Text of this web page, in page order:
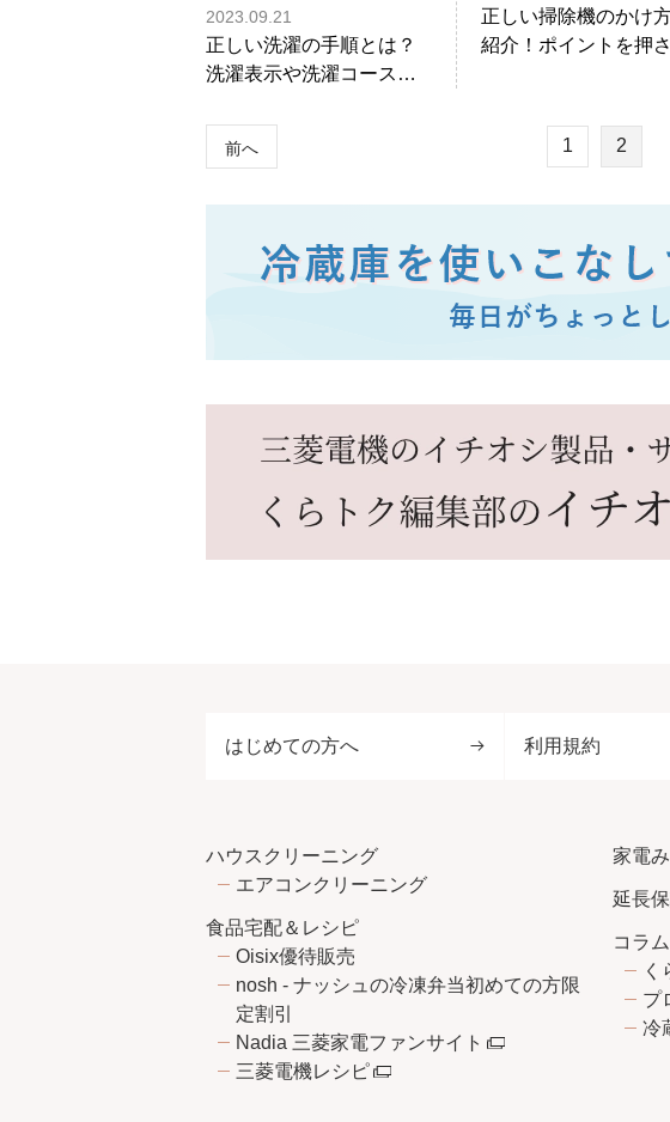
2023.09.21
正しい洗濯の手順とは？
洗濯表示や洗濯コースの
正しい掃除機のかけ
紹介！ポイントを押
前へ 1 2
はじめての方へ 利用規約
ハウスクリーニング
エアコンクリーニング
食品宅配＆レシピ
Oisix優待販売
nosh - ナッシュの冷凍弁当初めての方限
定割引
Nadia 三菱家電ファンサイト
三菱電機レシピ
家電
延長
コラム
く
プ
冷